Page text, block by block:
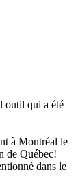
outil qui a été
à Montréal le
de Québec!
dans le